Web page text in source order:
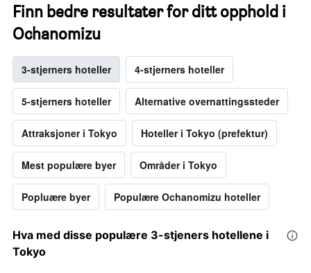
Finn bedre resultater for ditt opphold i
Ochanomizu
3-stjerners hoteller 4-stjerners hoteller
5-stjerners hoteller Alternative overnattingssteder
Attraksjoner i Tokyo Hoteller i Tokyo (prefektur)
Mest populære byer Områder i Tokyo
Popluære byer Populære Ochanomizu hoteller
Hva med disse populære 3-stjeners hotellene i
Tokyo